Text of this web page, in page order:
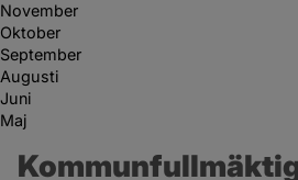
November
Oktober
September
Augusti
Juni
Maj